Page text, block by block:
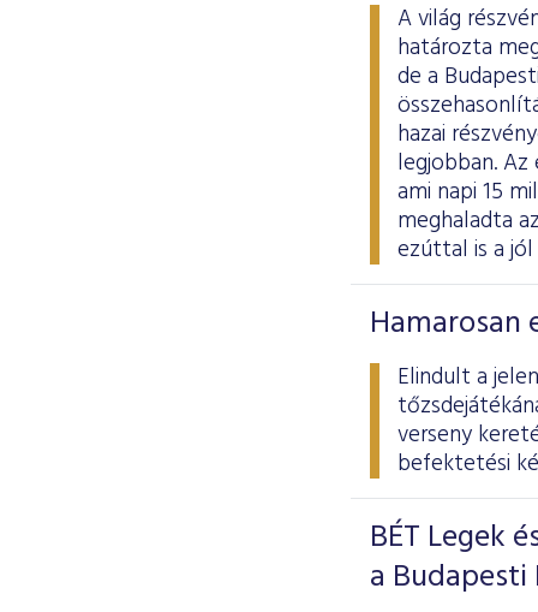
A világ
határozta
de a
hazai
legjobban.
ami napi 15
meghaladta
ezúttal is a
Hamarosan
Elindult a
verseny
befektetési
BÉT Legek
a